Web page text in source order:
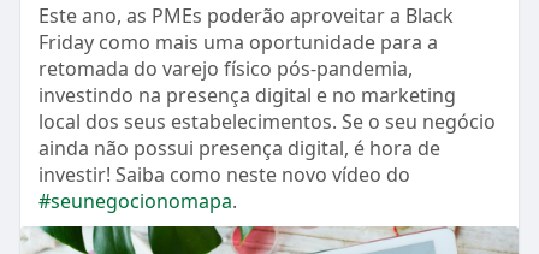
Este ano, as PMEs poderão aproveitar a Black
Friday como mais uma oportunidade para a
retomada do varejo físico pós-pandemia,
investindo na presença digital e no marketing
local dos seus estabelecimentos. Se o seu negócio
ainda não possui presença digital, é hora de
investir! Saiba como neste novo vídeo do
#seunegocionomapa.